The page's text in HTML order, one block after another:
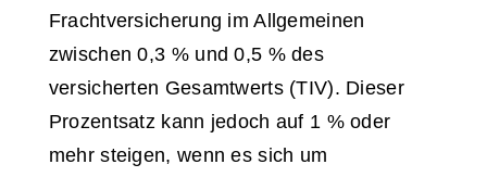
Frachtversicherung im Allgemeinen
zwischen 0,3 % und 0,5 % des
versicherten Gesamtwerts (TIV). Dieser
Prozentsatz kann jedoch auf 1 % oder
mehr steigen, wenn es sich um